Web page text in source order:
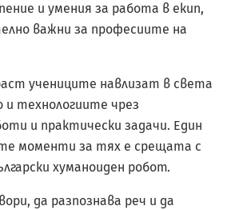
и умения за работа в екип,
важни за професиите на
учениците навлизат в света
и технологиите чрез
и практически задачи. Един
моменти за тях е срещата с
хуманоиден робот.
да разпознава реч и да